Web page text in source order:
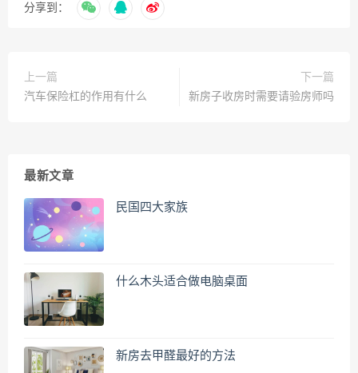
分享到：
上一篇
汽车保险杠的作用有什么
下一篇
新房子收房时需要请验房师吗
最新文章
民国四大家族
什么木头适合做电脑桌面
新房去甲醛最好的方法